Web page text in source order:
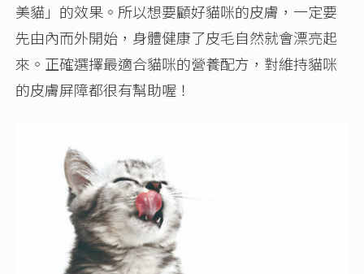
美貓」的效果。所以想要顧好貓咪的皮膚，一定要
先由內而外開始，身體健康了皮毛自然就會漂亮起
來。正確選擇最適合貓咪的營養配方，對維持貓咪
的皮膚屏障都很有幫助喔！